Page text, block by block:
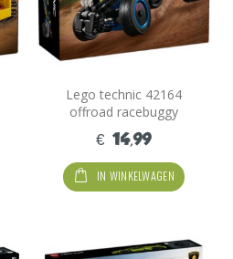
Lego technic 42164
offroad racebuggy
€ 14,99
IN WINKELWAGEN